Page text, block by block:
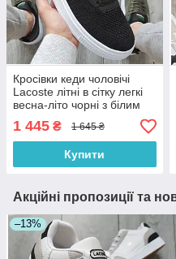
Кросівки кеди чоловічі
Lacoste літні в сітку легкі
весна-літо чорні з білим
Туреччини. Живе фото
1 445 ₴ 1 645 ₴
Купити
Акційні пропозиції та
–13%